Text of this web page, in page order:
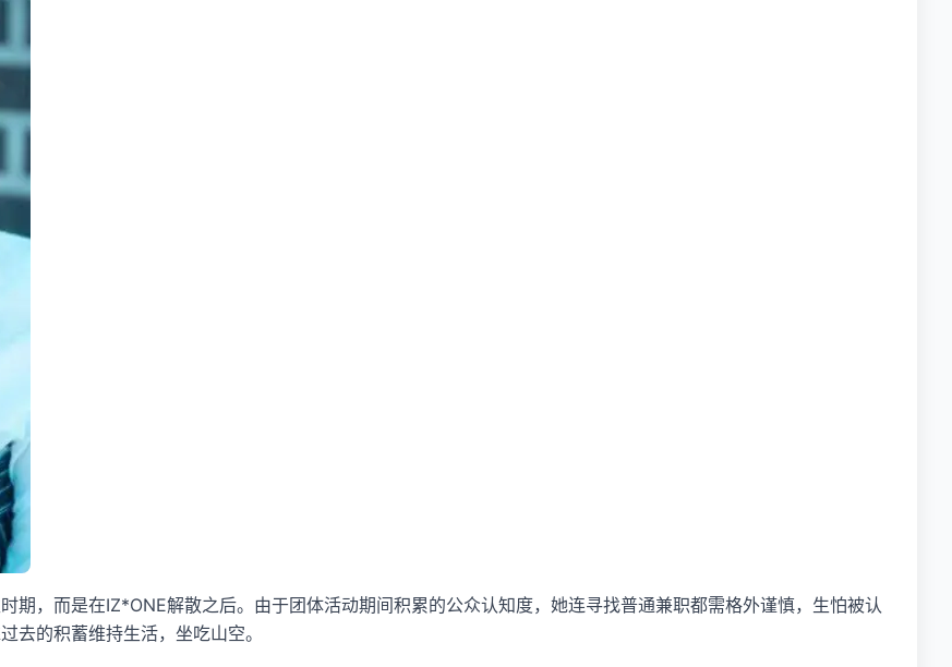
期，而是在IZ*ONE解散之后。由于团体活动期间积累的公众认知度，她连寻找普通兼职都需格外谨慎，生怕被认
去的积蓄维持生活，坐吃山空。